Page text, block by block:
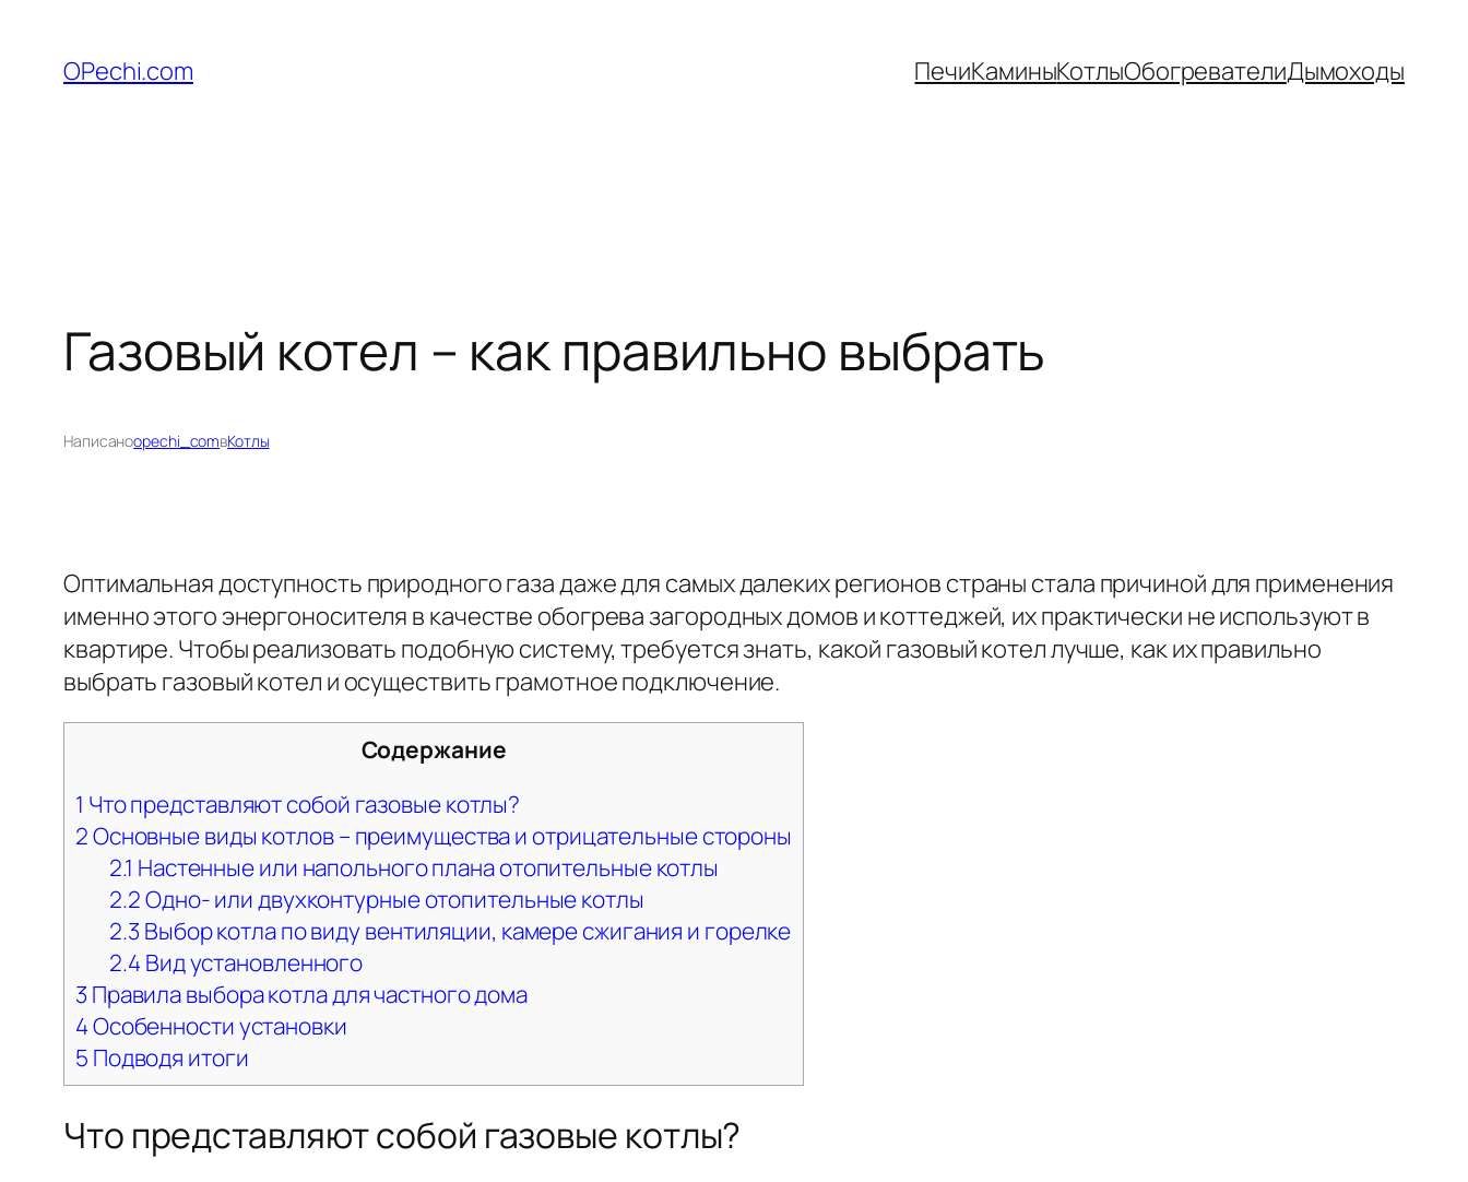
содержимому
OPechi.com ПечиКаминыКотлыОбогревателиДымоходы
Газовый котел – как правильно выбрать
Написаноopechi_comвКотлы
Оптимальная доступность природного газа даже для самых далеких регионов страны стала причиной для применения
именно этого энергоносителя в качестве обогрева загородных домов и коттеджей, их практически не используют в
квартире. Чтобы реализовать подобную систему, требуется знать, какой газовый котел лучше, как их правильно
выбрать газовый котел и осуществить грамотное подключение.
Содержание
1 Что представляют собой газовые котлы?
2Основные виды котлов – преимущества и отрицательные стороны
2.1 Настенные или напольного плана отопительные котлы
2.2Одно- или двухконтурные отопительные котлы
2.3 Выбор котла по виду вентиляции, камере сжигания и горелке
2.4Вид установленного
3 Правила выбора котла для частного дома
4Особенности установки
5 Подводя итоги
Что представляют собой газовые котлы?